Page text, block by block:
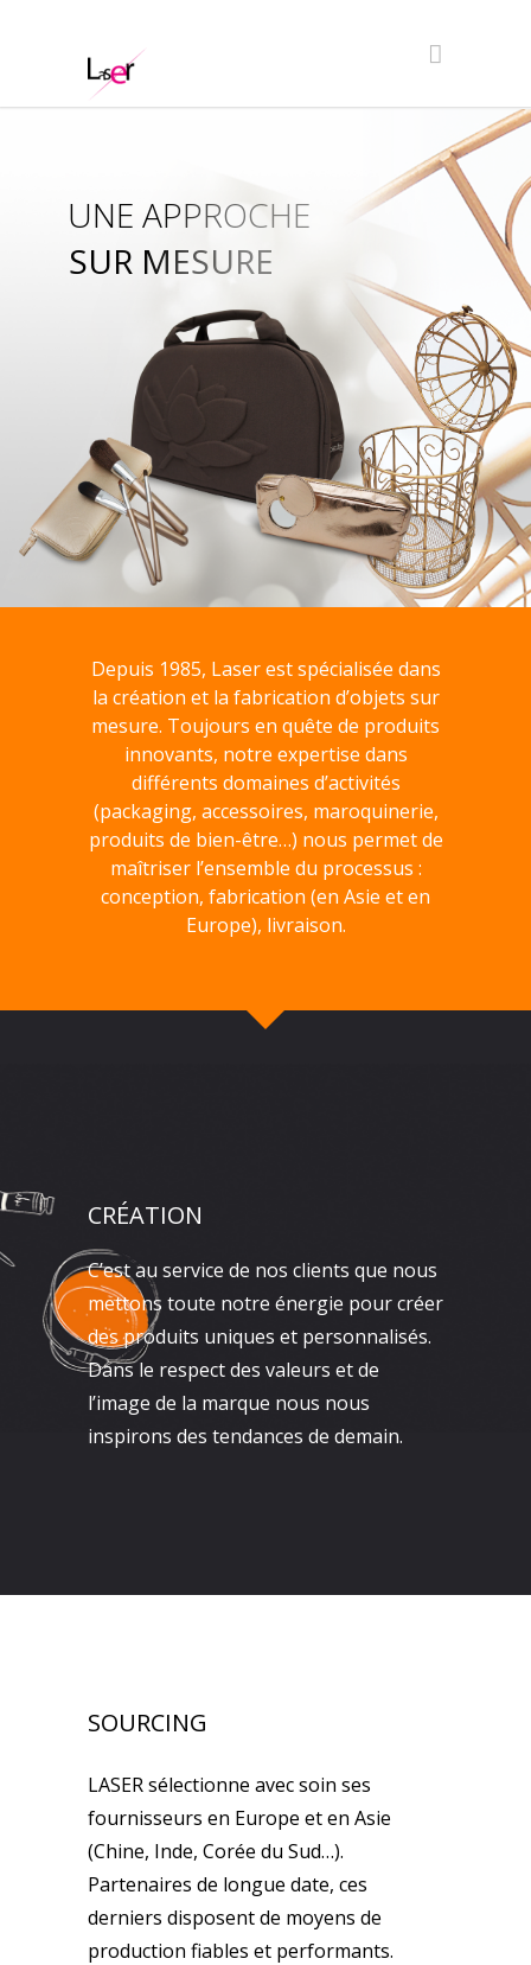
SUR MESURE
UNE APPROCHE
Depuis 1985, Laser est spécialisée dans
la création et la fabrication d’objets sur
mesure. Toujours en quête de produits
innovants, notre expertise dans
différents domaines d’activités
(packaging, accessoires, maroquinerie,
produits de bien-être…) nous permet de
maîtriser l’ensemble du processus :
conception, fabrication (en Asie et en
Europe), livraison.
CRÉATION
C’est au service de nos clients que nous
mettons toute notre énergie pour créer
des produits uniques et personnalisés.
Dans le respect des valeurs et de
l’image de la marque nous nous
inspirons des tendances de demain.
SOURCING
LASER sélectionne avec soin ses
fournisseurs en Europe et en Asie
(Chine, Inde, Corée du Sud…).
Partenaires de longue date, ces
derniers disposent de moyens de
production fiables et performants.